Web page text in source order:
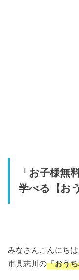
「お子様無
学べる【お
みなさんこんにち
市具志川の「おう